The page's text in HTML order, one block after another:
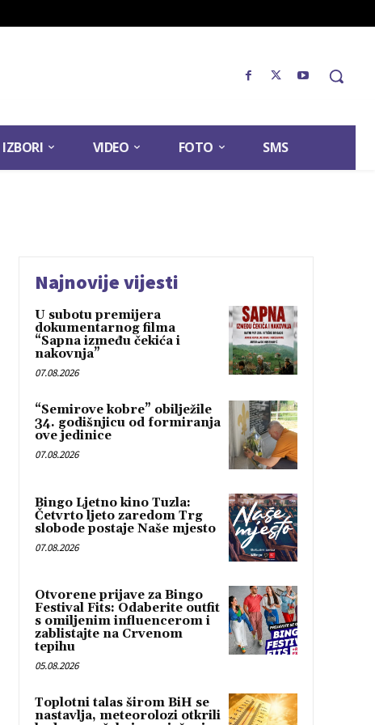
IZBORI VIDEO FOTO SMS
Najnovije vijesti
U subotu premijera
dokumentarnog filma
“Sapna između čekića i
nakovnja”
07.08.2026
“Semirove kobre” obilježile
34. godišnjicu od formiranja
ove jedinice
07.08.2026
Bingo Ljetno kino Tuzla:
Četvrto ljeto zaredom Trg
slobode postaje Naše mjesto
07.08.2026
Otvorene prijave za Bingo
Festival Fits: Odaberite outfit
s omiljenim influencerom i
zablistajte na Crvenom
tepihu
05.08.2026
Toplotni talas širom BiH se
nastavlja, meteorolozi otkrili